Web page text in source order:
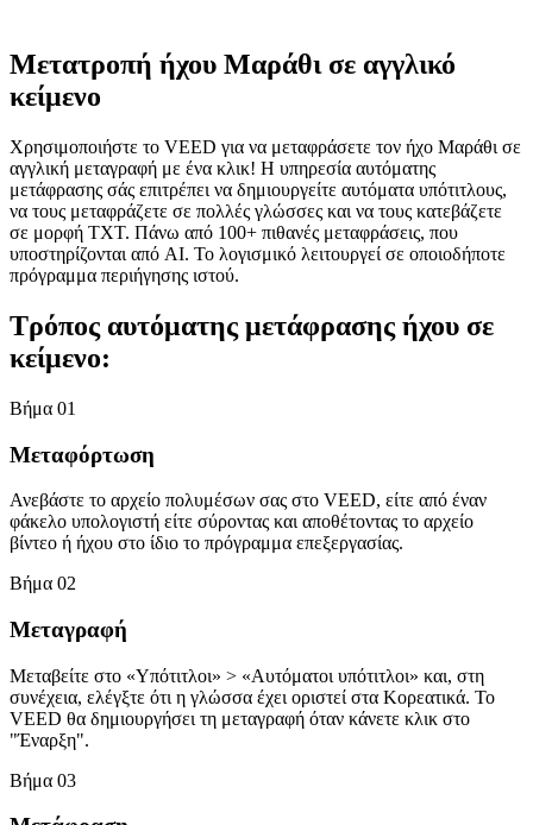
Μετατροπή ήχου Μαράθι σε αγγλικό
κείμενο
Χρησιμοποιήστε το VEED για να μεταφράσετε τον ήχο Μαράθι σε
αγγλική μεταγραφή με ένα κλικ! Η υπηρεσία αυτόματης
μετάφρασης σάς επιτρέπει να δημιουργείτε αυτόματα υπότιτλους,
να τους μεταφράζετε σε πολλές γλώσσες και να τους κατεβάζετε
σε μορφή TXT. Πάνω από 100+ πιθανές μεταφράσεις, που
υποστηρίζονται από AI. Το λογισμικό λειτουργεί σε οποιοδήποτε
πρόγραμμα περιήγησης ιστού.
Τρόπος αυτόματης μετάφρασης ήχου σε
κείμενο:
Βήμα 01
Μεταφόρτωση
Ανεβάστε το αρχείο πολυμέσων σας στο VEED, είτε από έναν
φάκελο υπολογιστή είτε σύροντας και αποθέτοντας το αρχείο
βίντεο ή ήχου στο ίδιο το πρόγραμμα επεξεργασίας.
Βήμα 02
Μεταγραφή
Μεταβείτε στο «Υπότιτλοι» > «Αυτόματοι υπότιτλοι» και, στη
συνέχεια, ελέγξτε ότι η γλώσσα έχει οριστεί στα Κορεατικά. Το
VEED θα δημιουργήσει τη μεταγραφή όταν κάνετε κλικ στο
"Έναρξη".
Βήμα 03